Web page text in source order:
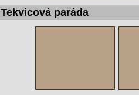
Tekvicová paráda